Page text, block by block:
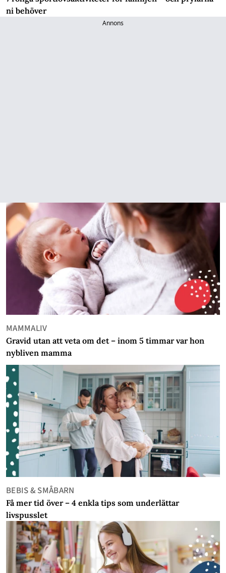
ni behöver
Annons
MAMMALIV
Gravid utan att veta om det – inom 5 timmar var hon
nybliven mamma
BEBIS & SMÅBARN
Få mer tid över – 4 enkla tips som underlättar
livspusslet